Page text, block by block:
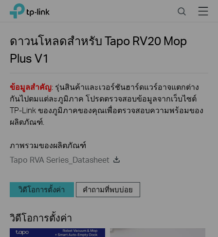
Click
navigation
TP-Link, Reliably Smart SearchMenu
ดาวนโหลดสำหรับTapo RV20 Mop
PlusV1
ข้อมูลสำคัญ: รุ่นสินค้าและเวอร์ชันฮาร์ดแวร์อาจแตกต่าง
กันไปตมแต่ละภูมิภาค โปรดตรวจสอบข้อมูลจากเว็บไซต์
TP-Link ของภูมิภาคของคุณเพื่อตรวจสอบความพร้อมของ
ผลิตภัณฑ์.
ภาพรวมของผลิตภัณฑ์
Tapo RVA Series_Datasheet
วิดีโอการตั้งค่า คำถามที่พบบ่อย
วิดีโอการตั้งค่า